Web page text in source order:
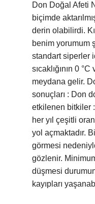
Don Doğal Afeti
biçimde
derin olabilirdi.
benim yorumum
standart siperler
sıcaklığının 0
meydana gelir.
sonuçları : Don
etkilenen bitkiler
her yıl çeşitli
yol açmaktadır.
görmesi
gözlenir.
düşmesi
kayıpları